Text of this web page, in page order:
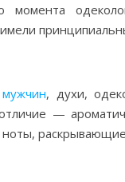
момента
, духи,
—